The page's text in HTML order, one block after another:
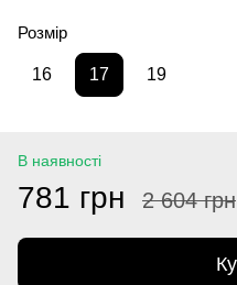
Розмір
16 17 19
В наявності
781 грн 2 604 грн